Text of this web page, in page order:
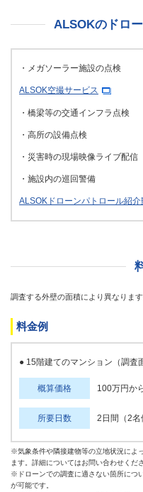
ALSOKのドロ
・メガソーラー施設の点検
ALSOK空撮サービス
・橋梁等の交通インフラ点検
・高所の設備点検
・災害時の現場映像ライブ配信
・施設内の巡回警備
ALSOKドローンパトロール紹介
調査する外壁の面積により異なりま
料金例
● 15階建てのマンション（調査
概算価格 100万円か
所要日数 2日間（2名
※気象条件や隣接建物等の立地状況によ
ます。詳細についてはお問い合わせくださ
※ドローンでの調査に適さない箇所につ
が可能です。